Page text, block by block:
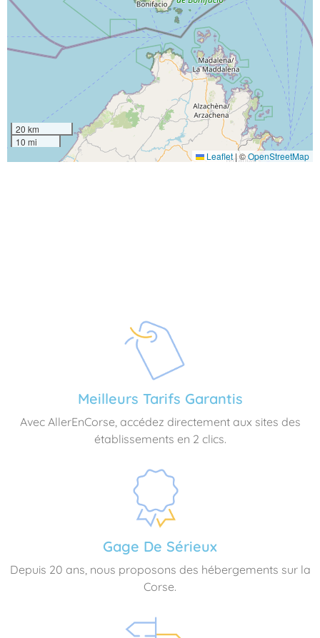
20 km
10 mi
Leaflet |©OpenStreetMap
Meilleurs Tarifs Garantis
Avec AllerEnCorse, accédez directement aux sites des
établissements en 2 clics.
Gage De Sérieux
Depuis 20 ans, nous proposons des hébergements sur la
Corse.